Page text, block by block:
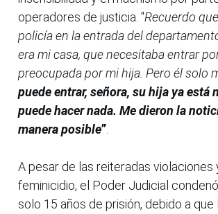
operadores de justicia. "Recuerdo
policía en la entrada del
era mi casa, que necesitaba entrar
preocupada por mi hija. Pero él solo
puede entrar, señora, su hija ya está
puede hacer nada. Me dieron la
manera posible”
A pesar de las reiteradas violaciones
feminicidio, el Poder Judicial
solo 15 años de prisión, debido a que